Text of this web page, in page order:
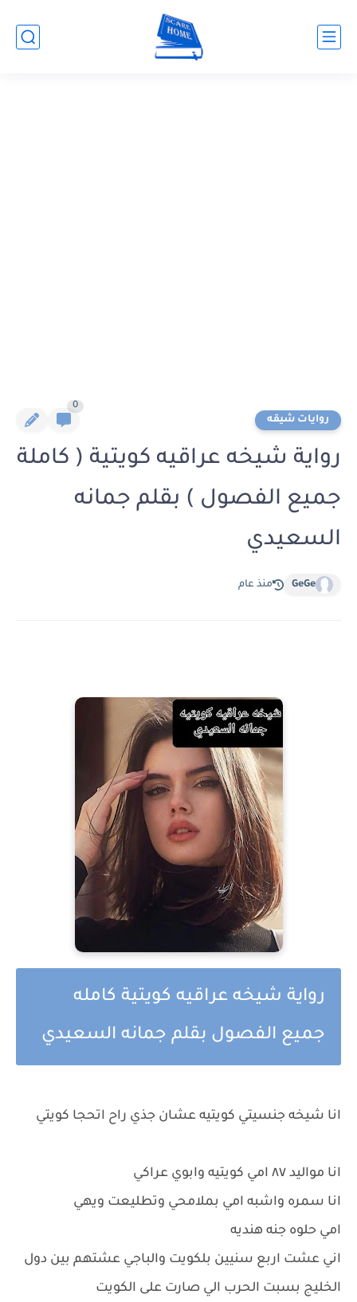
روايات شيقه
0
رواية شيخه عراقيه كويتية ( كاملة
جميع الفصول ) بقلم جمانه
السعيدي
GeGe منذ عام
رواية شيخه عراقيه كويتية كامله
جميع الفصول بقلم جمانه السعيدي
انا شيخه جنسيتي كويتيه عشان جذي راح اتحجا كويتي
انا مواليد ٨٧ امي كويتيه وابوي عراكي
انا سمره واشبه امي بملامحي وتطليعت ويهي
امي حلوه جنه هنديه
اني عشت اربع سنيين بلكويت والباجي عشتهم بين دول
الخليج بسبت الحرب الي صارت على الكويت